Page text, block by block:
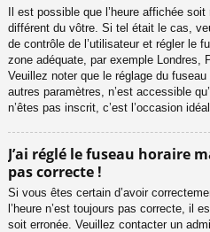
Il est possible que l’heure affichée
différent du vôtre. Si tel était le cas,
de contrôle de l’utilisateur et régler le
zone adéquate, par exemple Londres,
Veuillez noter que le réglage du
autres paramètres, n’est accessible
n’êtes pas inscrit, c’est l’occasion
J’ai réglé le fuseau horaire
pas correcte !
Si vous êtes certain d’avoir
l’heure n’est toujours pas correcte, il
soit erronée. Veuillez contacter un